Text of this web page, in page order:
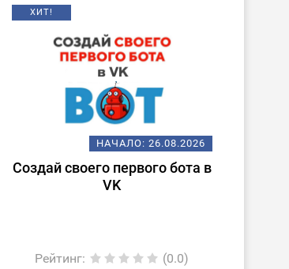
ХИТ!
НАЧАЛО: 26.08.2026
Создай своего первого бота в
VK
Рейтинг: (0.0)